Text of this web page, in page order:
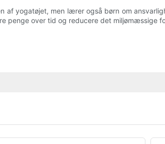
af ​​yogatøjet, men lærer også børn om
penge over tid og reducere det miljømæssige